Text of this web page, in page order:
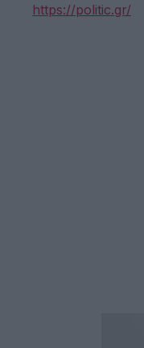
https://politic.gr/